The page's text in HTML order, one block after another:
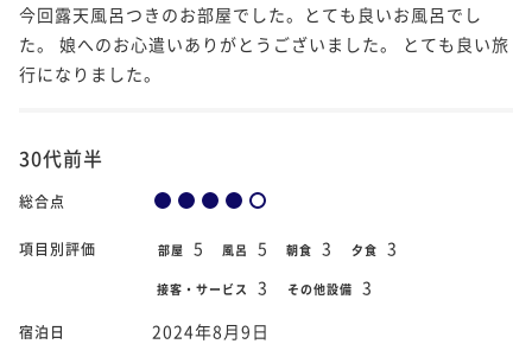
今回露天風呂つきのお部屋でした。とても良いお風呂でし
た。 娘へのお心遣いありがとうございました。 とても良い旅
行になりました。
30代前半
総合点
項目別評価 部屋 5 風呂 5 朝食 3 夕食 3
接客・サービス 3 その他設備 3
宿泊日 2024年8月9日